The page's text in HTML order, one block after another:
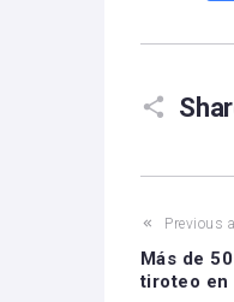
Previous
Más de
tiroteo en